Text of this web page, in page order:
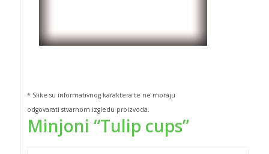
* Slike su informativnog karaktera te ne moraju
odgovarati stvarnom izgledu proizvoda.
Minjoni “Tulip cups”